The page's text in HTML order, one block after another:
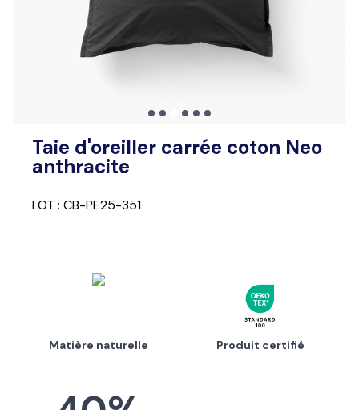
Taie d'oreiller carrée coton Neo
anthracite
LOT : CB-PE25-351
Matière naturelle Produit certifié